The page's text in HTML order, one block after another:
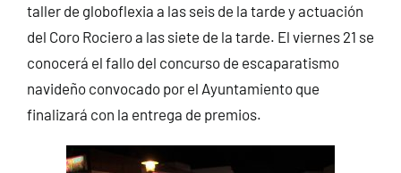
taller de globoflexia a las seis de la tarde y actuación
del Coro Rociero a las siete de la tarde. El viernes 21 se
conocerá el fallo del concurso de escaparatismo
navideño convocado por el Ayuntamiento que
finalizará con la entrega de premios.